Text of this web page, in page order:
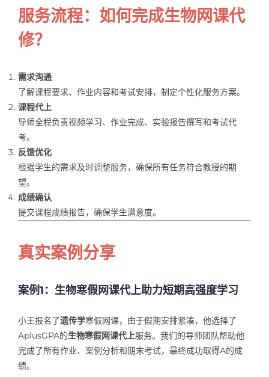
服务流程：如何完成生物网课代
修？
需求沟通
了解课程要求、作业内容和考试安排，制定个性化服务方案。
课程代上
导师全程负责视频学习、作业完成、实验报告撰写和考试代
考。
反馈优化
根据学生的需求及时调整服务，确保所有任务符合教授的期
望。
成绩确认
提交课程成绩报告，确保学生满意度。
真实案例分享
案例1：生物寒假网课代上助力短期高强度学习
小王报名了遗传学寒假网课，由于假期安排紧凑，他选择了
AplusGPA的生物寒假网课代上服务。我们的导师团队帮助他
完成了所有作业、案例分析和期末考试，最终成功取得A的成
绩。